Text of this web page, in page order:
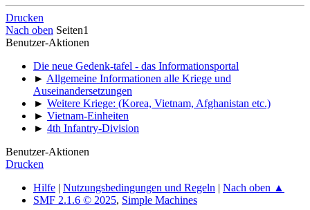
Drucken
Nach oben Seiten1
Benutzer-Aktionen
Die neue Gedenk-tafel - das Informationsportal
► Allgemeine Informationen alle Kriege und
Auseinandersetzungen
► Weitere Kriege: (Korea, Vietnam, Afghanistan etc.)
► Vietnam-Einheiten
► 4th Infantry-Division
Benutzer-Aktionen
Drucken
Hilfe | Nutzungsbedingungen und Regeln | Nach oben ▲
SMF 2.1.6 © 2025, Simple Machines